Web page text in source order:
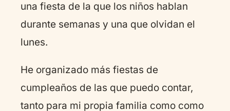
una fiesta de la que los niños hablan
durante semanas y una que olvidan el
lunes.
He organizado más fiestas de
cumpleaños de las que puedo contar,
tanto para mi propia familia como como